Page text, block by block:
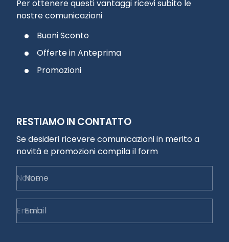
Per ottenere questi vantaggi ricevi subito le
nostre comunicazioni
Buoni Sconto
Offerte in Anteprima
Promozioni
RESTIAMO IN CONTATTO
Se desideri ricevere comunicazioni in merito a
novità e promozioni compila il form
Nome
Email